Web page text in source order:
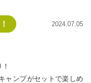
を探す
2024.07.05
ャンプがセットで楽しめ